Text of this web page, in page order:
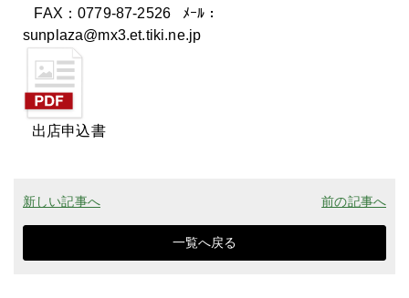
FAX：0779-87-2526 ﾒｰﾙ：
sunplaza@mx3.et.tiki.ne.jp
出店申込書
新しい記事へ 前の記事へ
一覧へ戻る